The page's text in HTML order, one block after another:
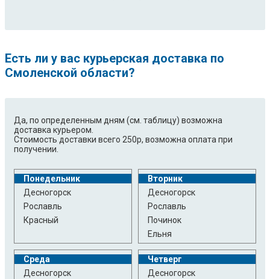
Есть ли у вас курьерская доставка по
Смоленской области?
Да, по определенным дням (см. таблицу) возможна
доставка курьером.
Стоимость доставки всего 250р, возможна оплата при
получении.
Понедельник
Десногорск
Рославль
Красный
Вторник
Десногорск
Рославль
Починок
Ельня
Среда
Десногорск
Четверг
Десногорск